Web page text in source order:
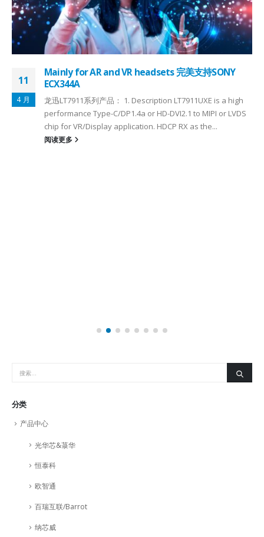
11
4 月
Mainly for AR and VR headsets 完美支持SONY
ECX344A
龙迅LT7911系列产品： 1. Description LT7911UXE is a high
performance Type-C/DP1.4a or HD-DVI2.1 to MIPI or LVDS
chip for VR/Display application. HDCP RX as the...
阅读更多
分类
产品中心
光华芯&菉华
恒泰科
欧智通
百瑞互联/Barrot
纳芯威